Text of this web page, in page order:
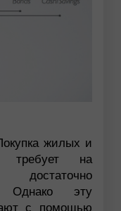
жилых и
требует на
Однако эту
с помощью